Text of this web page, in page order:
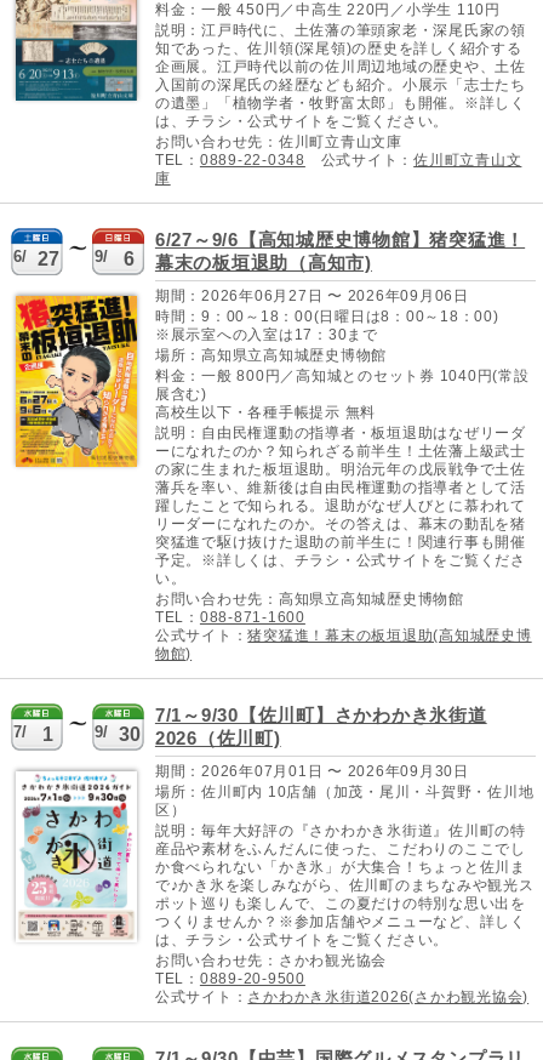
料金：一般 450円／中高生 220円／小学生 110円
説明：江戸時代に、土佐藩の筆頭家老・深尾氏家の領
知であった、佐川領(深尾領)の歴史を詳しく紹介する
企画展。江戸時代以前の佐川周辺地域の歴史や、土佐
入国前の深尾氏の経歴なども紹介。小展示「志士たち
の遺墨」「植物学者・牧野富太郎」も開催。※詳しく
は、チラシ・公式サイトをご覧ください。
お問い合わせ先：佐川町立青山文庫
TEL： 0889-22-0348 公式サイト：佐川町立青山文
庫
6/ 27 9/ 6
6/27～9/6【高知城歴史博物館】猪突猛進！
幕末の板垣退助（高知市)
期間：2026年06月27日 〜 2026年09月06日
時間：9：00～18：00(日曜日は8：00～18：00)
※展示室への入室は17：30まで
場所：高知県立高知城歴史博物館
料金：一般 800円／高知城とのセット券 1040円(常設
展含む)
高校生以下・各種手帳提示 無料
説明：自由民権運動の指導者・板垣退助はなぜリーダ
ーになれたのか？知られざる前半生！土佐藩上級武士
の家に生まれた板垣退助。明治元年の戊辰戦争で土佐
藩兵を率い、維新後は自由民権運動の指導者として活
躍したことで知られる。退助がなぜ人びとに慕われて
リーダーになれたのか。その答えは、幕末の動乱を猪
突猛進で駆け抜けた退助の前半生に！関連行事も開催
予定。※詳しくは、チラシ・公式サイトをご覧くださ
い。
お問い合わせ先：高知県立高知城歴史博物館
TEL： 088-871-1600
公式サイト：猪突猛進！幕末の板垣退助(高知城歴史博
物館)
7/ 1 9/ 30
7/1～9/30【佐川町】さかわかき氷街道
2026（佐川町)
期間：2026年07月01日 〜 2026年09月30日
場所：佐川町内 10店舗（加茂・尾川・斗賀野・佐川地
区）
説明：毎年大好評の『さかわかき氷街道』佐川町の特
産品や素材をふんだんに使った、こだわりのここでし
か食べられない「かき氷」が大集合！ちょっと佐川ま
で♪かき氷を楽しみながら、佐川町のまちなみや観光ス
ポット巡りも楽しんで、この夏だけの特別な思い出を
つくりませんか？※参加店舗やメニューなど、詳しく
は、チラシ・公式サイトをご覧ください。
お問い合わせ先：さかわ観光協会
TEL： 0889-20-9500
公式サイト： さかわかき氷街道2026(さかわ観光協会)